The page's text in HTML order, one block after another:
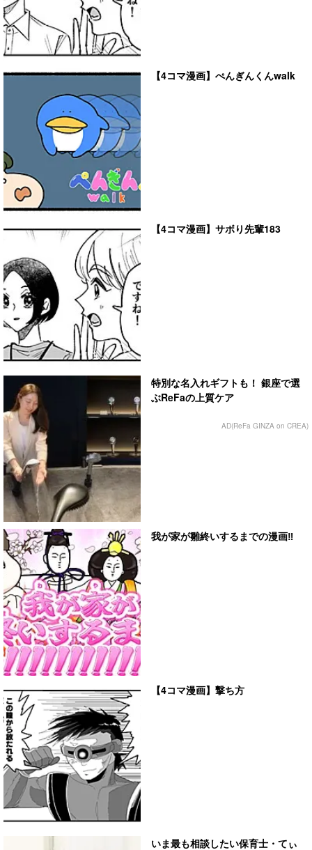
【4コマ漫画】ぺんぎんくんwalk
【4コマ漫画】サボり先輩183
特別な名入れギフトも！ 銀座で選
ぶReFaの上質ケア
AD(ReFa GINZA on CREA)
我が家が雛終いするまでの漫画‼︎
【4コマ漫画】撃ち方
いま最も相談したい保育士・てぃ